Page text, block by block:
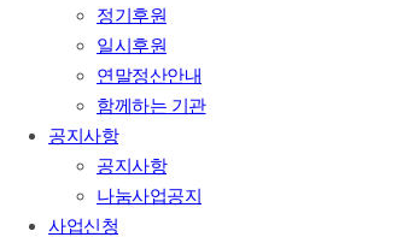
정기후원
일시후원
연말정산안내
함께하는 기관
공지사항
공지사항
나눔사업공지
사업신청